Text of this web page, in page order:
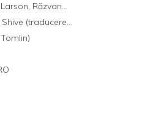
Răzvan...
(traducere...